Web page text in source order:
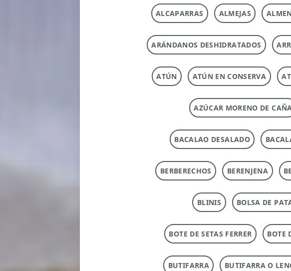
ALCAPARRAS ALMEJAS
ARÁNDANOS DESHIDRATADOS
ATÚN ATÚN EN CONSERVA
AZÚCAR MORENO DE CAÑA
BACALAO DESALADO
BERBERECHOS BERENJENA
BLINIS BOLSA DE
BOTE DE SETAS FERRER BOTE
BUTIFARRA BUTIFARRA O